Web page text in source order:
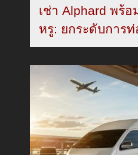
เช่า Alphard พร้
หรู: ยกระดับการ